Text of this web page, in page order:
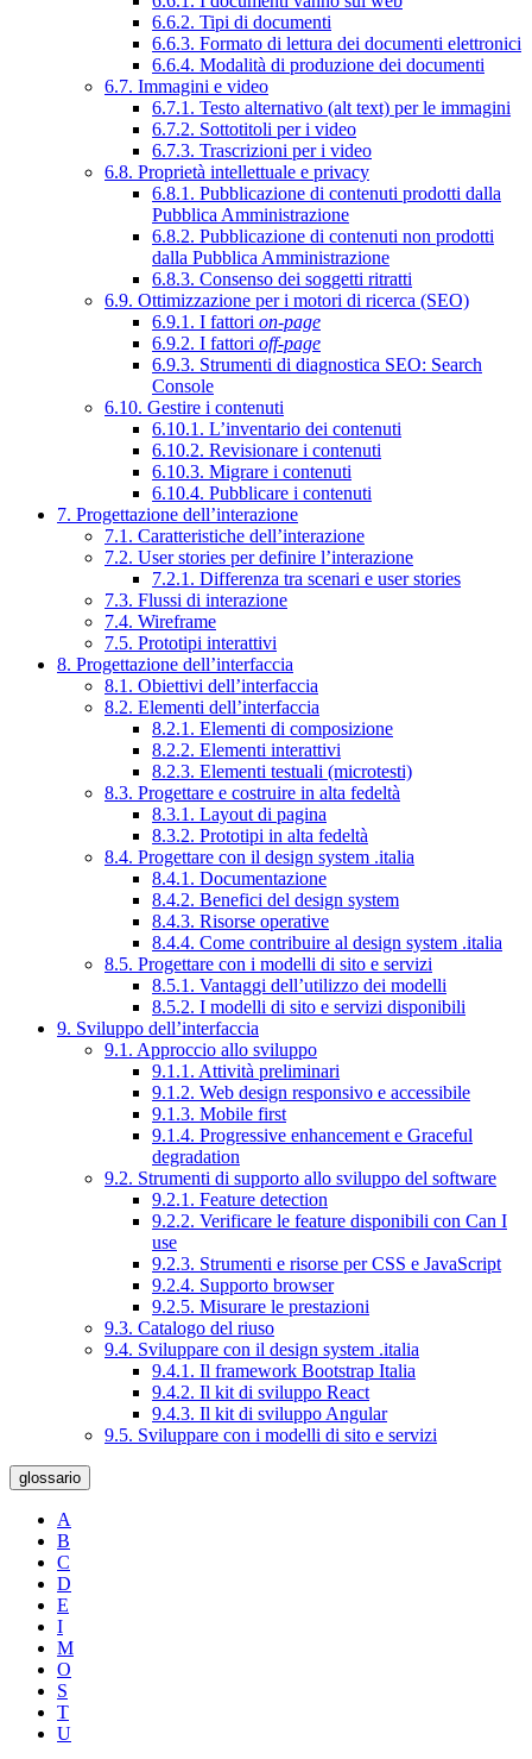
6.6.2. Tipi di documenti
6.6.3. Formato di lettura dei documenti elettronici
6.6.4. Modalità di produzione dei documenti
6.7. Immagini e video
6.7.1. Testo alternativo (alt text) per le immagini
6.7.2. Sottotitoli per i video
6.7.3. Trascrizioni per i video
6.8. Proprietà intellettuale e privacy
6.8.1. Pubblicazione di contenuti prodotti dalla
Pubblica Amministrazione
6.8.2. Pubblicazione di contenuti non prodotti
dalla Pubblica Amministrazione
6.8.3. Consenso dei soggetti ritratti
6.9. Ottimizzazione per i motori di ricerca (SEO)
6.9.1. I fattori on-page
6.9.2. I fattori off-page
6.9.3. Strumenti di diagnostica SEO: Search
Console
6.10. Gestire i contenuti
6.10.1. L’inventario dei contenuti
6.10.2. Revisionare i contenuti
6.10.3. Migrare i contenuti
6.10.4. Pubblicare i contenuti
7. Progettazione dell’interazione
7.1. Caratteristiche dell’interazione
7.2. User stories per definire l’interazione
7.2.1. Differenza tra scenari e user stories
7.3. Flussi di interazione
7.4. Wireframe
7.5. Prototipi interattivi
8. Progettazione dell’interfaccia
8.1. Obiettivi dell’interfaccia
8.2. Elementi dell’interfaccia
8.2.1. Elementi di composizione
8.2.2. Elementi interattivi
8.2.3. Elementi testuali (microtesti)
8.3. Progettare e costruire in alta fedeltà
8.3.1. Layout di pagina
8.3.2. Prototipi in alta fedeltà
8.4. Progettare con il design system .italia
8.4.1. Documentazione
8.4.2. Benefici del design system
8.4.3. Risorse operative
8.4.4. Come contribuire al design system .italia
8.5. Progettare con i modelli di sito e servizi
8.5.1. Vantaggi dell’utilizzo dei modelli
8.5.2. I modelli di sito e servizi disponibili
9. Sviluppo dell’interfaccia
9.1. Approccio allo sviluppo
9.1.1. Attività preliminari
9.1.2. Web design responsivo e accessibile
9.1.3. Mobile first
9.1.4. Progressive enhancement e Graceful
degradation
9.2. Strumenti di supporto allo sviluppo del software
9.2.1. Feature detection
9.2.2. Verificare le feature disponibili con Can I
use
9.2.3. Strumenti e risorse per CSS e JavaScript
9.2.4. Supporto browser
9.2.5. Misurare le prestazioni
9.3. Catalogo del riuso
9.4. Sviluppare con il design system .italia
9.4.1. Il framework Bootstrap Italia
9.4.2. Il kit di sviluppo React
9.4.3. Il kit di sviluppo Angular
9.5. Sviluppare con i modelli di sito e servizi
glossario
A
B
C
D
E
I
M
O
S
T
U